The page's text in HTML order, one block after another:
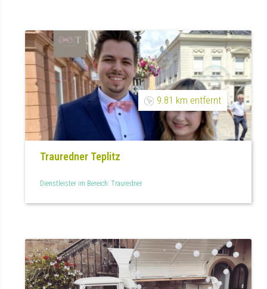
9.81 km entfernt
Trauredner Teplitz
Dienstleister im Bereich: Trauredner